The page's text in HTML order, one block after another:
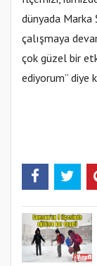
dünyada Marka
çalışmaya
çok güzel bir
ediyorum” diye